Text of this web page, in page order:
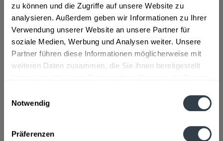
zu können und die Zugriffe auf unsere Website zu
analysieren. Außerdem geben wir Informationen zu Ihrer
Verwendung unserer Website an unsere Partner für
soziale Medien, Werbung und Analysen weiter. Unsere
Partner führen diese Informationen möglicherweise mit
weiteren Daten zusammen, die Sie ihnen bereitgestellt
Notwendig
Präferenzen
In denWarenkorb
Hinzugefügt
Artikel-Nr.: 34198
Brauwasser, GERSTENMALZ, Hopfen, Hefe